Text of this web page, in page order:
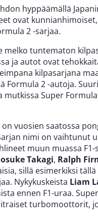
hyppäämällä
ovat
2 -sarjaa.
melko tuntematon
ja autot ovat
kilpasarjana
Formula 2 -autoja.
Super
vuosien saatossa
nimi on vaihtunut
muun muassa F1-
Takagi, Ralph
sillä esimerkiksi
Nykykuskeista Liam
ennen F1-uraa.
turbomoottorit,